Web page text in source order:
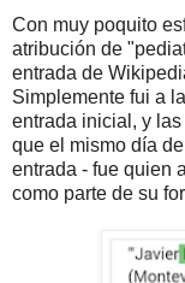
Con muy poquito
atribución de
entrada de
Simplemente fui a
entrada inicial, y
que el mismo día
entrada - fue quien
como parte de su